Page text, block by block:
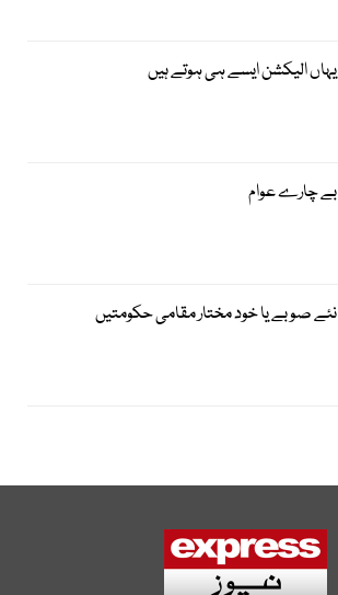
یہاں الیکشن ایسے ہی ہوتے ہیں
بے چارے عوام
نئے صوبے یا خود مختار مقامی حکومتیں